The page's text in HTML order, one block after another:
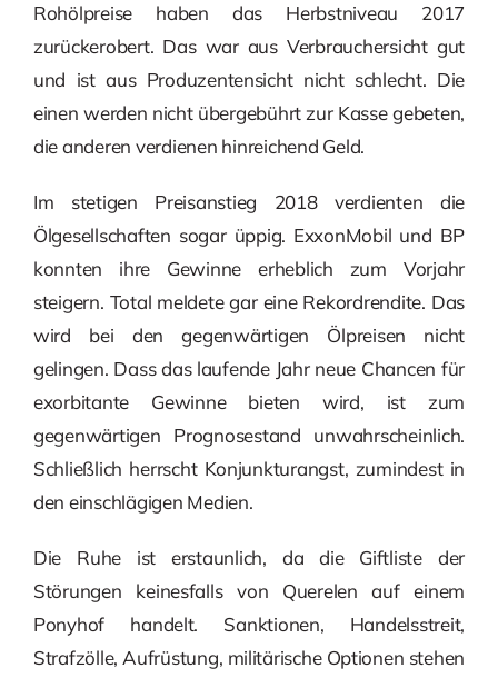
Rohölpreise haben das Herbstniveau 2017
zurückerobert. Das war aus Verbrauchersicht gut
und ist aus Produzentensicht nicht schlecht. Die
einen werden nicht übergebührt zur Kasse gebeten,
die anderen verdienen hinreichend Geld.
Im stetigen Preisanstieg 2018 verdienten die
Ölgesellschaften sogar üppig. ExxonMobil und BP
konnten ihre Gewinne erheblich zum Vorjahr
steigern. Total meldete gar eine Rekordrendite. Das
wird bei den gegenwärtigen Ölpreisen nicht
gelingen. Dass das laufende Jahr neue Chancen für
exorbitante Gewinne bieten wird, ist zum
gegenwärtigen Prognosestand unwahrscheinlich.
Schließlich herrscht Konjunkturangst, zumindest in
den einschlägigen Medien.
Die Ruhe ist erstaunlich, da die Giftliste der
Störungen keinesfalls von Querelen auf einem
Ponyhof handelt. Sanktionen, Handelsstreit,
Strafzölle, Aufrüstung, militärische Optionen stehen